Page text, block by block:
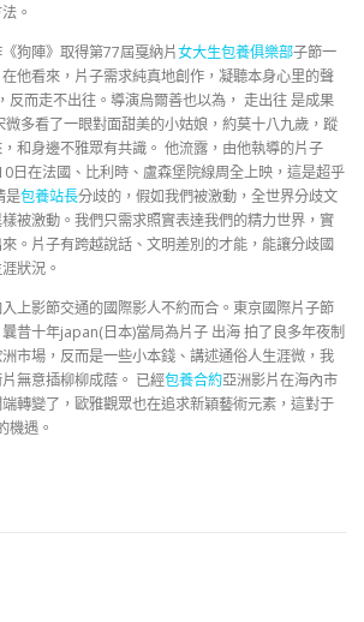
。
狗陣》取得第77屆戛納片女大生包養俱樂部子節一
他看來，片子需求純真地創作，凝聽本身心里的聲
反而走不出往。導演烏爾善也以為， 走出往 是成果
多看了一眼對面甜美的小姑娘，約莫十八九歲，蹤
和身邊不雅眾有共識。 他流露，由他執導的片子
日在法國、比利時、盧森堡院線周全上映，這是超乎
是包養站長分歧的，假如我們被激動，全世界分歧文
被激動。我們只需求照實表達我們的精力世界，實
。片子有跨越說話、文明差別的才能，能讓分歧國
狀況。
上影節交通的國際影人不約而合。東京國際片子節
昔十年japan(日本)當局為片子 出海 拍了良多年夜制
市場，反而是一些小本錢、講述通俗人生涯微，我
無意插柳柳成蔭。 已經包養合約亞洲影片在海內市
轉變了，歐雅觀眾也在追求新穎藝術元素，這對于
機遇。